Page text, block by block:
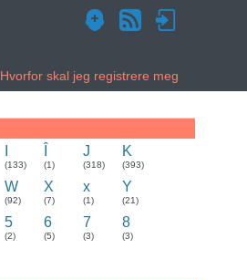
Hvorfor skal jeg registrere meg
(133) (1)
J
(318)
K
(393)
W
(92)
X
(7)
x
(1)
Y
(21)
5
(2)
6
(5)
7
(3)
8
(3)